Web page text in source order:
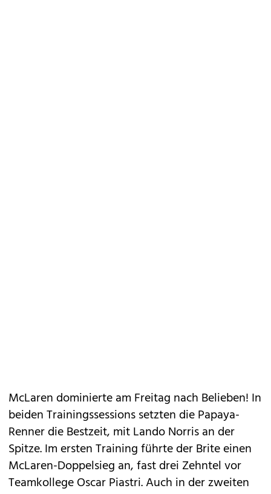
McLaren dominierte am Freitag nach Belieben! In
beiden Trainingssessions setzten die Papaya-
Renner die Bestzeit, mit Lando Norris an der
Spitze. Im ersten Training führte der Brite einen
McLaren-Doppelsieg an, fast drei Zehntel vor
Teamkollege Oscar Piastri. Auch in der zweiten